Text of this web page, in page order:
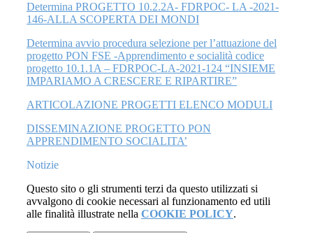
Determina PROGETTO 10.2.2A- FDRPOC- LA -2021-
146-ALLA SCOPERTA DEI MONDI
Determina avvio procedura selezione per l’attuazione del
progetto PON FSE -Apprendimento e socialità codice
progetto 10.1.1A – FDRPOC-LA-2021-124 “INSIEME
IMPARIAMO A CRESCERE E RIPARTIRE”
ARTICOLAZIONE PROGETTI ELENCO MODULI
DISSEMINAZIONE PROGETTO PON
APPRENDIMENTO SOCIALITA’
Notizie
Questo sito o gli strumenti terzi da questo utilizzati si
avvalgono di cookie necessari al funzionamento ed utili
alle finalità illustrate nella COOKIE POLICY.